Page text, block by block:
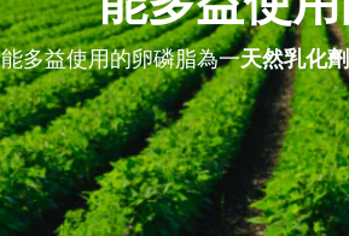
能多益使用的卵磷脂為一天然乳化劑